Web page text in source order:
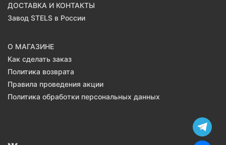
ДОСТАВКА И КОНТАКТЫ
Завод STELS в России
О МАГАЗИНЕ
Как сделать заказ
Политика возврата
Правила проведения акции
Политика обработки персональных данных